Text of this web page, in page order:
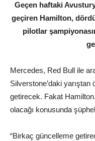
Geçen haftaki
geçiren Hamilton,
pilotlar
Mercedes, Red Bull ile
Silverstone’daki
getirecek. Fakat
olacağı konusunda
“Birkaç güncelleme